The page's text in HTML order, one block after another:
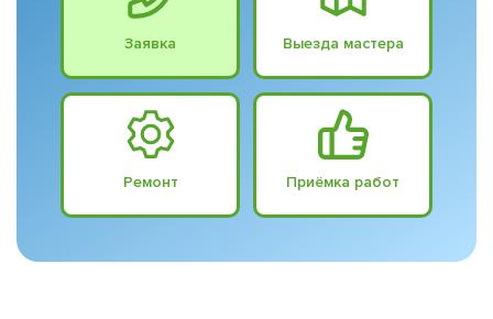
Заявка Выезда мастера
Ремонт Приёмка работ